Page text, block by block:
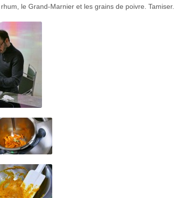
le Grand-Marnier et les grains de poivre. Tamiser.